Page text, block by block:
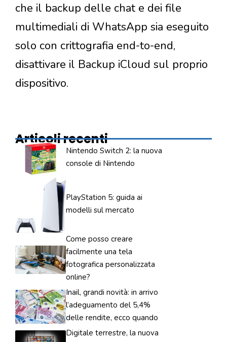
che il backup delle chat e dei file
multimediali di WhatsApp sia eseguito
solo con crittografia end-to-end,
disattivare il Backup iCloud sul proprio
dispositivo.
Articoli recenti
Nintendo Switch 2: la nuova
console di Nintendo
PlayStation 5: guida ai
modelli sul mercato
Come posso creare
facilmente una tela
fotografica personalizzata
online?
Inail, grandi novità: in arrivo
l’adeguamento del 5,4%
delle rendite, ecco quando
Digitale terrestre, la nuova